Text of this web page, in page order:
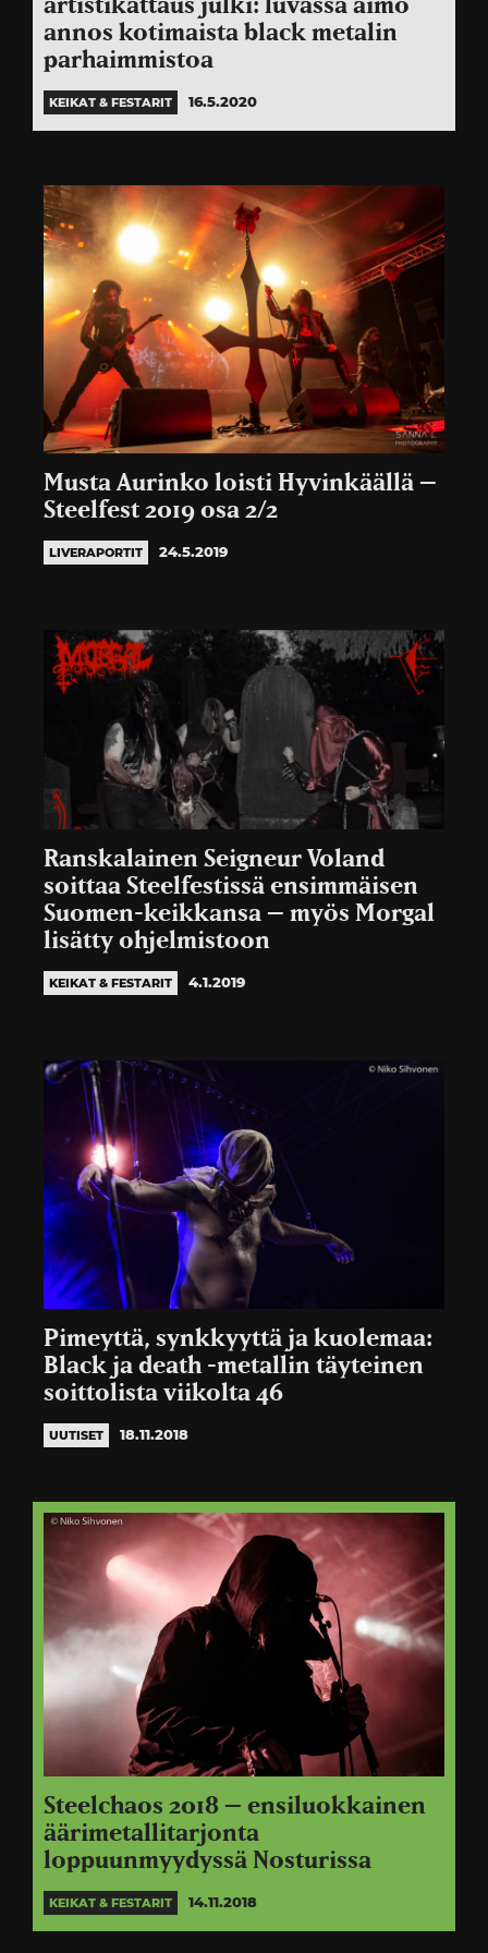
artistikattaus julki: luvassa aimo
annos kotimaista black metalin
parhaimmistoa
KEIKAT & FESTARIT 16.5.2020
Musta Aurinko loisti Hyvinkäällä –
Steelfest 2019 osa 2/2
LIVERAPORTIT 24.5.2019
Ranskalainen Seigneur Voland
soittaa Steelfestissä ensimmäisen
Suomen-keikkansa – myös Morgal
lisätty ohjelmistoon
KEIKAT & FESTARIT 4.1.2019
Pimeyttä, synkkyyttä ja kuolemaa:
Black ja death -metallin täyteinen
soittolista viikolta 46
UUTISET 18.11.2018
Steelchaos 2018 – ensiluokkainen
äärimetallitarjonta
loppuunmyydyssä Nosturissa
KEIKAT & FESTARIT 14.11.2018